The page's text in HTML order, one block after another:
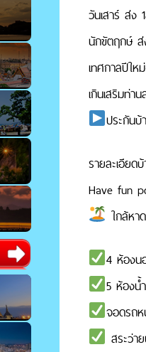
วันเสาร์ ส่ง
นักขัตฤกษ์ ส่
เทศกาลปีใ
เกินเสริมท่า
ประกัน
รายละเอียด
Have fun
ใกล้หา
4 ห้องน
5 ห้องน้ำ
จอดรถห
สระว่า